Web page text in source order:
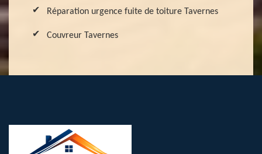
Réparation urgence fuite de toiture Tavernes
Couvreur Tavernes